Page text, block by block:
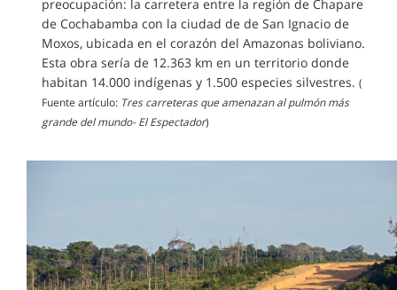
preocupación: la carretera entre la región de Chapare
de Cochabamba con la ciudad de de San Ignacio de
Moxos, ubicada en el corazón del Amazonas boliviano.
Esta obra sería de 12.363 km en un territorio donde
habitan 14.000 indígenas y 1.500 especies silvestres. (
Fuente artículo: Tres carreteras que amenazan al pulmón más
grande del mundo- El Espectador)